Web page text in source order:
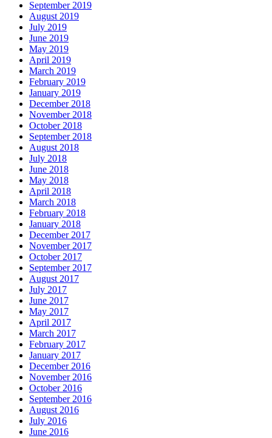
September 2019
August 2019
July 2019
June 2019
May 2019
April 2019
March 2019
February 2019
January 2019
December 2018
November 2018
October 2018
September 2018
August 2018
July 2018
June 2018
May 2018
April 2018
March 2018
February 2018
January 2018
December 2017
November 2017
October 2017
September 2017
August 2017
July 2017
June 2017
May 2017
April 2017
March 2017
February 2017
January 2017
December 2016
November 2016
October 2016
September 2016
August 2016
July 2016
June 2016